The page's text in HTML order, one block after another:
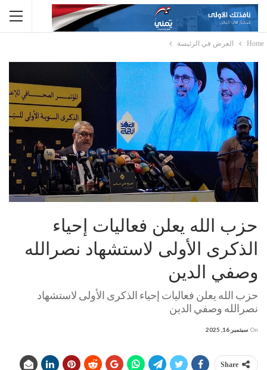
Home العرض في الرئيسة
حزب الله يعلن فعاليات إحياء
الذكرى الأولى لاستشهاد نصرالله
وصفي الدين
حزب الله يعلن فعاليات إحياء الذكرى الأولى لاستشهاد
نصرالله وصفي الدين
On سبتمبر 16, 2025
Share